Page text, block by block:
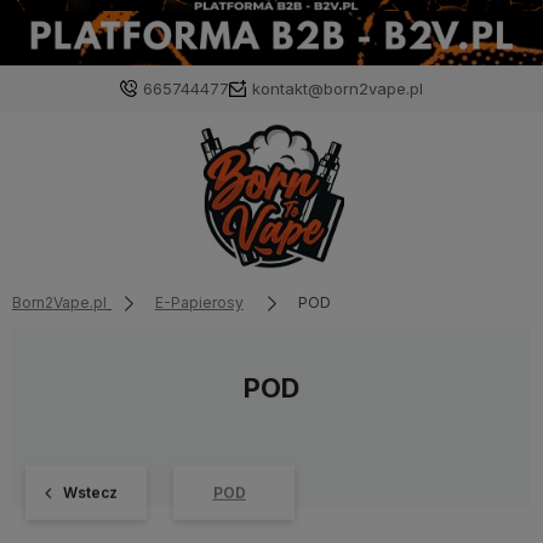
665744477 kontakt@born2vape.pl
Born2Vape.pl E-Papierosy POD
POD
Wstecz POD